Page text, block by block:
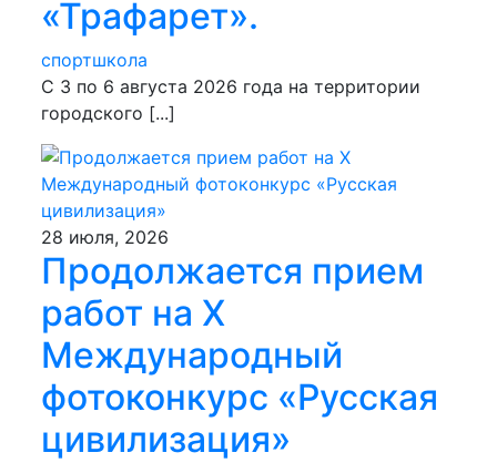
«Трафарет».
спортшкола
С 3 по 6 августа 2026 года на территории
городского [...]
28 июля, 2026
Продолжается прием
работ на Х
Международный
фотоконкурс «Русская
цивилизация»